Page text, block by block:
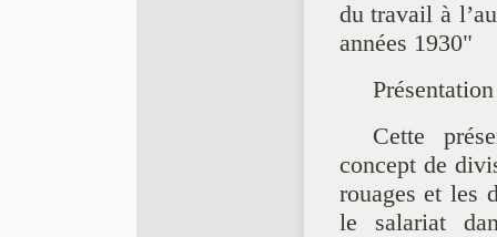
du travail à
années 1930"
Cette
concept de
rouages et les
le salariat